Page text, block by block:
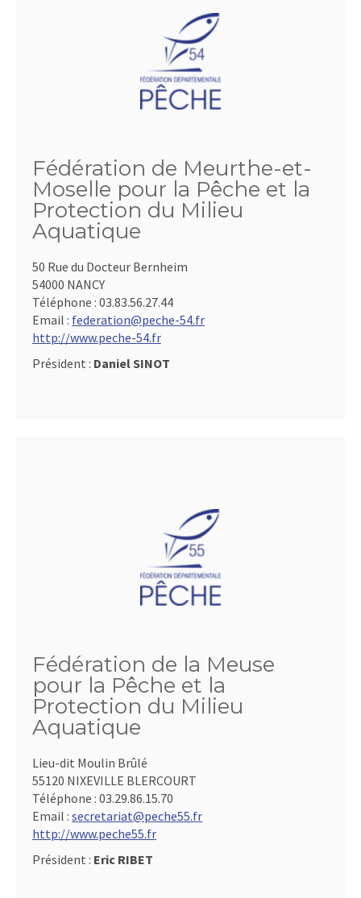
Fédération de Meurthe-et-
Moselle pour la Pêche et la
Protection du Milieu
Aquatique
50 Rue du Docteur Bernheim
54000 NANCY
Téléphone : 03.83.56.27.44
Email : federation@peche-54.fr
http://www.peche-54.fr
Président : Daniel SINOT
Fédération de la Meuse
pour la Pêche et la
Protection du Milieu
Aquatique
Lieu-dit Moulin Brûlé
55120 NIXEVILLE BLERCOURT
Téléphone : 03.29.86.15.70
Email : secretariat@peche55.fr
http://www.peche55.fr
Président : Eric RIBET